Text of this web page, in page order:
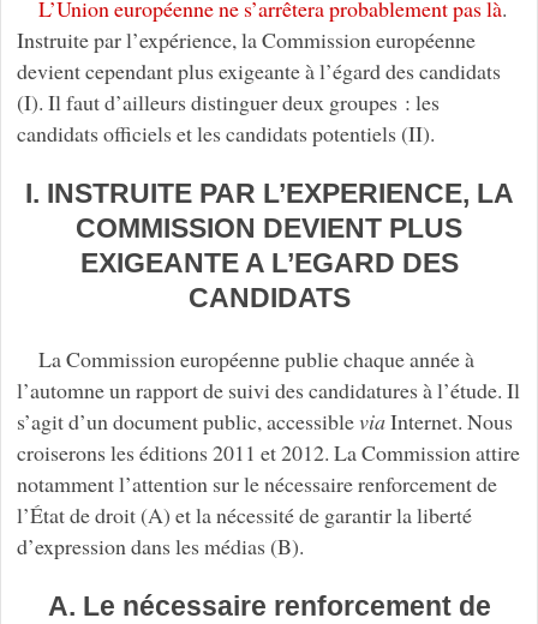
L’Union européenne ne s’arrêtera probablement pas là.
Instruite par l’expérience, la Commission européenne
devient cependant plus exigeante à l’égard des candidats
(I). Il faut d’ailleurs distinguer deux groupes : les
candidats officiels et les candidats potentiels (II).
I. INSTRUITE PAR L’EXPERIENCE, LA
COMMISSION DEVIENT PLUS
EXIGEANTE A L’EGARD DES
CANDIDATS
La Commission européenne publie chaque année à
l’automne un rapport de suivi des candidatures à l’étude. Il
s’agit d’un document public, accessibleviaInternet. Nous
croiserons les éditions 2011 et 2012. La Commission attire
notamment l’attention sur le nécessaire renforcement de
l’État de droit (A) et la nécessité de garantir la liberté
d’expression dans les médias (B).
A. Le nécessaire renforcement de